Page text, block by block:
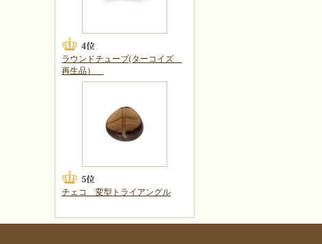
ラウンドチューブ(ターコイズ
再生品）
チェコ 変型トライアングル